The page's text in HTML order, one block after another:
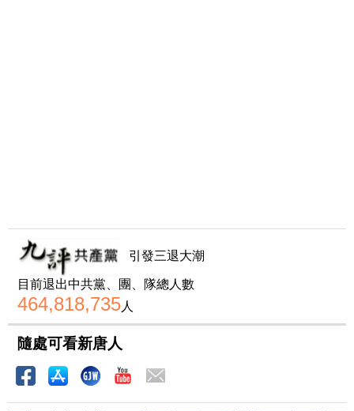
引發三退大潮
目前退出中共黨、團、隊總人數
464,818,735人
隨處可看新唐人